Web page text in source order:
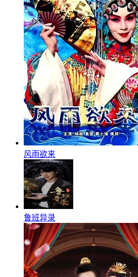
风雨欲来
鲁班异录